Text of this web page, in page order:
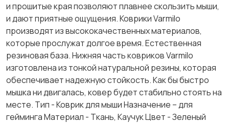
и прошитые края позволяют плавнее скользить мыши,
и дают приятные ощущения. Коврики Varmilo
производят из высококачественных материалов,
которые прослужат долгое время. Естественная
резиновая база. Нижняя часть ковриков Varmilo
изготовлена ​​из тонкой натуральной резины, которая
обеспечивает надежную стойкость. Как бы быстро
мышка ни двигалась, ковер будет стабильно стоять на
месте. Тип - Коврик для мыши Назначение – для
гейминга Материал - Ткань, Каучук Цвет - Зеленый